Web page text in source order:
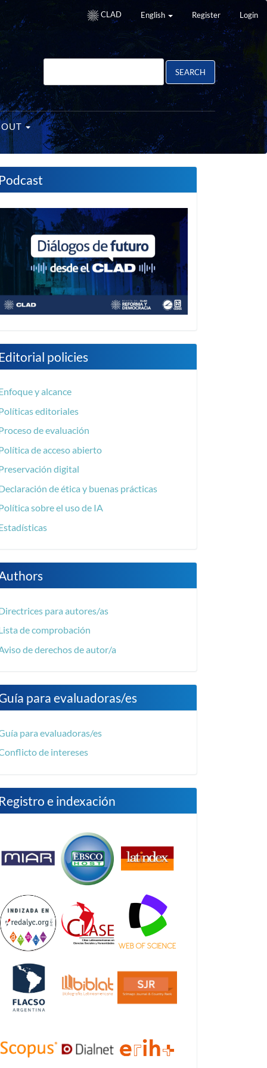
CLAD English Register Login
SEARCH
Podcast
policies
y alcance
editoriales
de evaluación
de acceso abierto
digital
de ética y buenas prácticas
sobre el uso de IA
para autores/as
de comprobación
de derechos de autor/a
para evaluadoras/es
para evaluadoras/es
de intereses
Registro e indexación